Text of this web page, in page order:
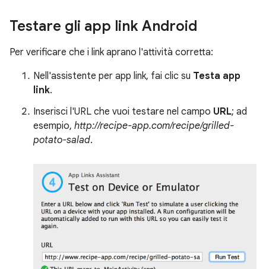
Testare gli app link Android
Per verificare che i link aprano l'attività corretta:
Nell'assistente per app link, fai clic su Testa app
link.
Inserisci l'URL che vuoi testare nel campo URL; ad
esempio, http://recipe-app.com/recipe/grilled-
potato-salad.